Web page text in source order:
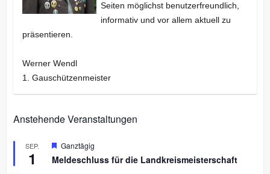
Seiten möglichst benutzerfreundlich,
informativ und vor allem aktuell zu
präsentieren.
Werner Wendl
1. Gauschützenmeister
Anstehende Veranstaltungen
SEP.
1
H
r
Ganztägig
Meldeschluss für die Landkreismeisterschaft